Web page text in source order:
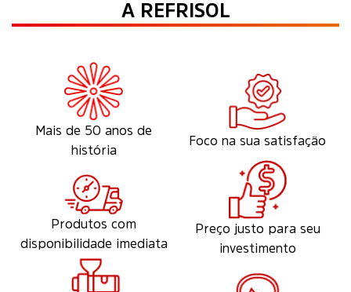
A REFRISOL
Mais de 50 anos de
história
Foco na sua satisfação
Produtos com
disponibilidade imediata
Preço justo para seu
investimento